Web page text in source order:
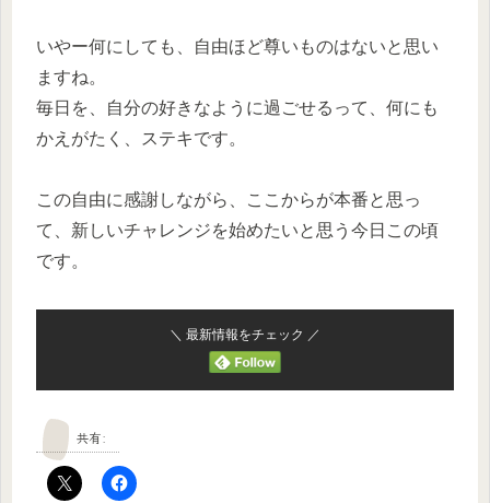
いやー何にしても、自由ほど尊いものはないと思い
ますね。
毎日を、自分の好きなように過ごせるって、何にも
かえがたく、ステキです。
この自由に感謝しながら、ここからが本番と思っ
て、新しいチャレンジを始めたいと思う今日この頃
です。
＼ 最新情報をチェック ／
共有: